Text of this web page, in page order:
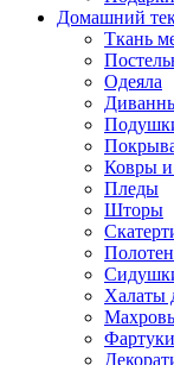
Домашний
Ткань
Одеяла
Ковры и
Пледы
Шторы
Халаты
Фартуки